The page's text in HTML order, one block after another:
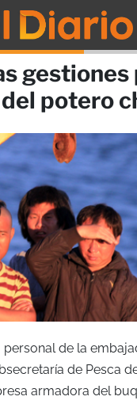
gestiones
potero
personal de la
de Pesca
armadora del